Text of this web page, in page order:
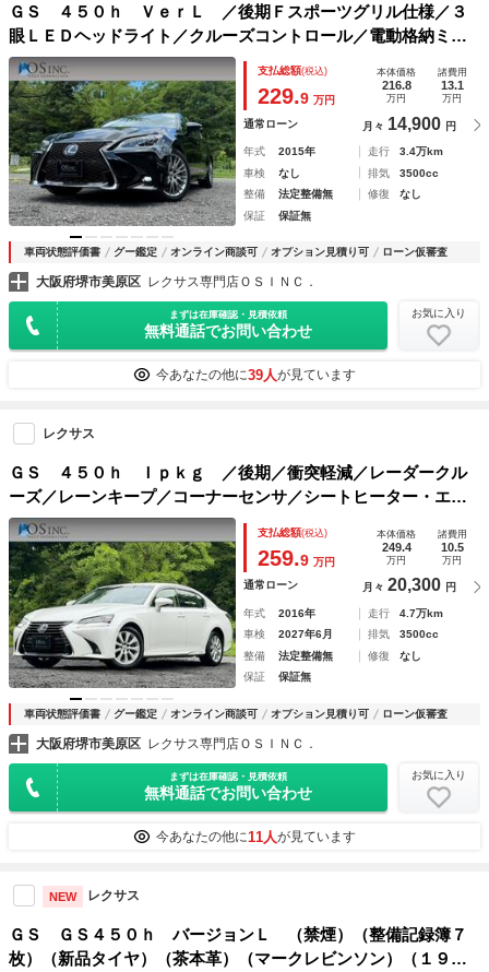
ＧＳ ４５０ｈ ＶｅｒＬ ／後期Ｆスポーツグリル仕様／３
眼ＬＥＤヘッドライト／クルーズコントロール／電動格納ミラ
ー／パワーシート／ＢＬＫレザーシート／シートヒーター・エ
アコン／ＥＴＣ／バックカメラ／Ｂｌｕｅｔｏｏｔｈ
支払総額(税込)
229.9 万円
本体価格
216.8
万円
諸費用
13.1
万円
通常ローン 月々 14,900 円
年式 2015年 走行
3.4万km
車検
なし 排気
3500cc
整備
法定整備無 修復
なし
保証
保証無
車両状態評価書 グー鑑定 オンライン商談可 オプション見積り可 ローン仮審査
大阪府堺市美原区 レクサス専門店ＯＳＩＮＣ．
まずは在庫確認・見積依頼
無料通話でお問い合わせ
お気に入り
今あなたの他に39人が見ています
レクサス
ＧＳ ４５０ｈ Ｉｐｋｇ ／後期／衝突軽減／レーダークル
ーズ／レーンキープ／コーナーセンサ／シートヒーター・エア
コン／ハンドルヒーター／パワーシート／シートメモリ／電動
格納ミラー／バックカメラ／ＥＴＣ２．０／Ｂｌｕｅｔｏｏｔ
ｈ
支払総額(税込)
259.9 万円
本体価格
249.4
万円
諸費用
10.5
万円
通常ローン 月々 20,300 円
年式 2016年 走行
4.7万km
車検
2027年6月 排気
3500cc
整備
法定整備無 修復
なし
保証
保証無
車両状態評価書 グー鑑定 オンライン商談可 オプション見積り可 ローン仮審査
大阪府堺市美原区 レクサス専門店ＯＳＩＮＣ．
まずは在庫確認・見積依頼
無料通話でお問い合わせ
お気に入り
今あなたの他に11人が見ています
NEW レクサス
ＧＳ ＧＳ４５０ｈ バージョンＬ （禁煙）（整備記録簿７
枚）（新品タイヤ）（茶本革）（マークレビンソン）（１９イ